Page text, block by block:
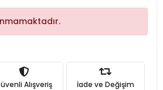
Alışveriş İade ve Değişim